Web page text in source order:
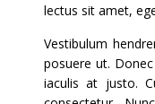
lectus sit amet,
Vestibulum
posuere ut.
iaculis at justo.